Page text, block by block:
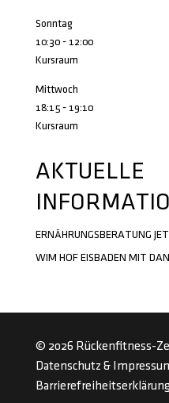
Sonntag
10:30- 12:00
Kursraum
Mittwoch
18:15- 19:10
Kursraum
AKTUELLE
ERNÄHRUNGSBERATUNG
WIM HOF EISBADEN MIT
© 2026 Rückenfitness-
Datenschutz &